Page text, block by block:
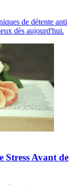
de détente anti
dès aujourd'hui.
Avant de